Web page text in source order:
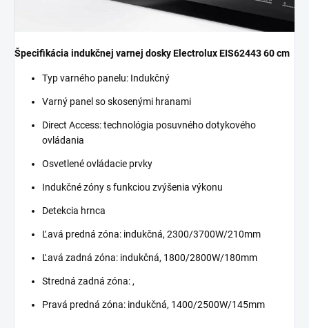
Špecifikácia indukčnej varnej dosky Electrolux EIS62443 60 cm
Typ varného panelu: Indukčný
Varný panel so skosenými hranami
Direct Access: technológia posuvného dotykového
ovládania
Osvetlené ovládacie prvky
Indukčné zóny s funkciou zvýšenia výkonu
Detekcia hrnca
Ľavá predná zóna: indukčná, 2300/3700W/210mm
Ľavá zadná zóna: indukčná, 1800/2800W/180mm
Stredná zadná zóna: ,
Pravá predná zóna: indukčná, 1400/2500W/145mm